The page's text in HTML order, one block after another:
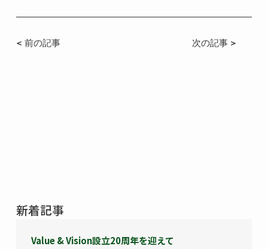
Value & Vision設立20周年を迎えて
新着記事
< 前の記事 次の記事 >